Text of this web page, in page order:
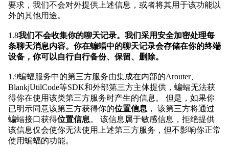
要求，我们不会对外提供上述信息，或者将其用于该功能以
外的其他用途。
1.8我们不会收集你的聊天记录。我们采用安全加密处理每
条聊天消息内容。你在蝙蝠中的聊天记录会存储在你的终端
设备，你可以自行自行备份、保留、删除。
1.9蝙蝠服务中的第三方服务由集成在内部的Arouter、
BlankjUtilCode等SDK和外部第三方主体提供，蝙蝠无法获
得你在使用该类第三方服务时产生的信息。 但是，如果你
已明示同意该第三方获得你的位置信息 ， 该第三方将通过
蝙蝠接口获得位置信息。 该信息属于敏感信息，拒绝提供
该信息仅会使你无法使用上述第三方服务，但不影响你正常
使用蝙蝠的功能。